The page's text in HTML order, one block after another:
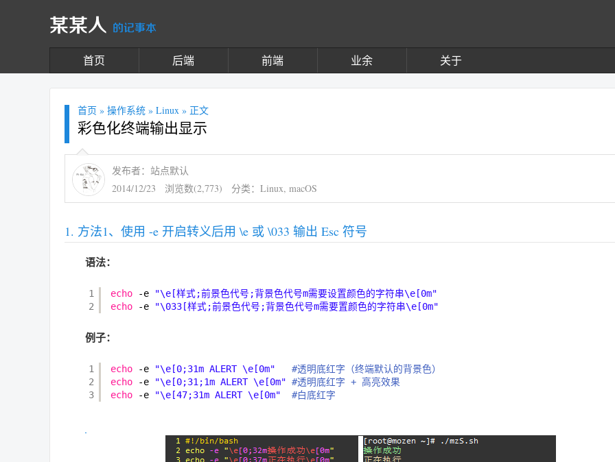
某某人 的记事本
首页 后端 前端 业余 关于
首页 » 操作系统 » Linux » 正文
彩色化终端输出显示
发布者：站点默认
2014/12/23
浏览数(2,773) 分类： Linux, macOS
方法1、使用 -e 开启转义后用 \e 或 \033 输出 Esc 符号
语法：
1
2
echo -e
"\e[样式;前景色代号;背景色代号m需要设置颜色的字符串\e[0m"
echo
-e "\033[样式;前景色代号;背景色代号m需要置颜色的字符串\e[0m"
例子：
1
2
3
echo -e "\e[0;31m ALERT \e[0m"
#透明底红字（终端默认的背景色）
echo
-e "\e[0;31;1m ALERT \e[0m" #透明底红字 + 高亮效果
echo
-e "\e[47;31m ALERT \e[0m" #白底红字